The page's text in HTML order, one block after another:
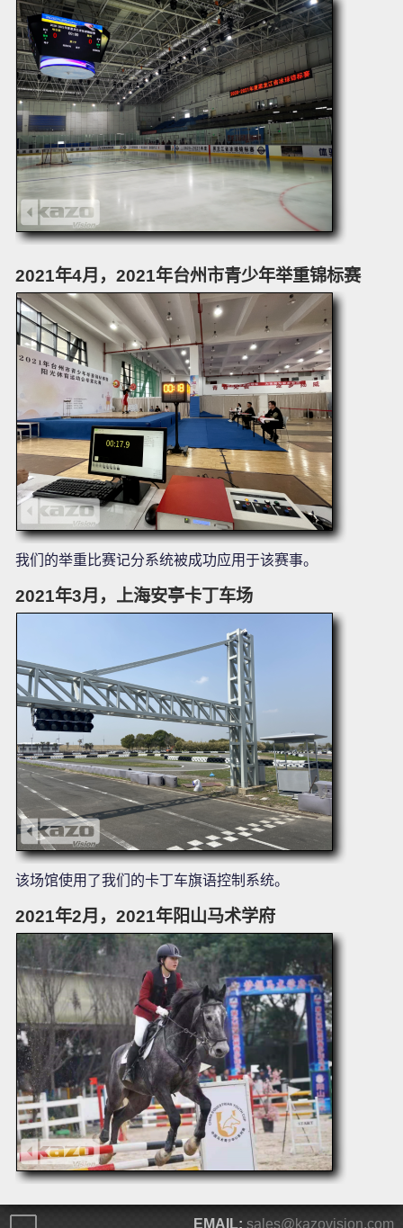
2021年4月，2021年台州市青少年举重锦标赛
我们的举重比赛记分系统被成功应用于该赛事。
2021年3月，上海安亭卡丁车场
该场馆使用了我们的卡丁车旗语控制系统。
2021年2月，2021年阳山马术学府
EMAIL: sales@kazovision.com